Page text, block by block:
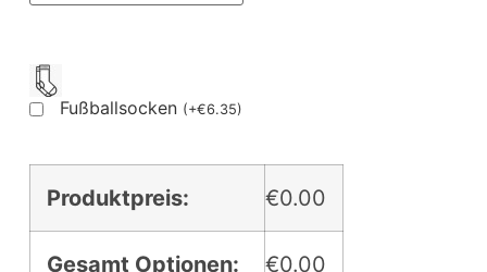
Fußballsocken (+€6.35)
Produktpreis: €0.00
Gesamt Optionen: €0.00